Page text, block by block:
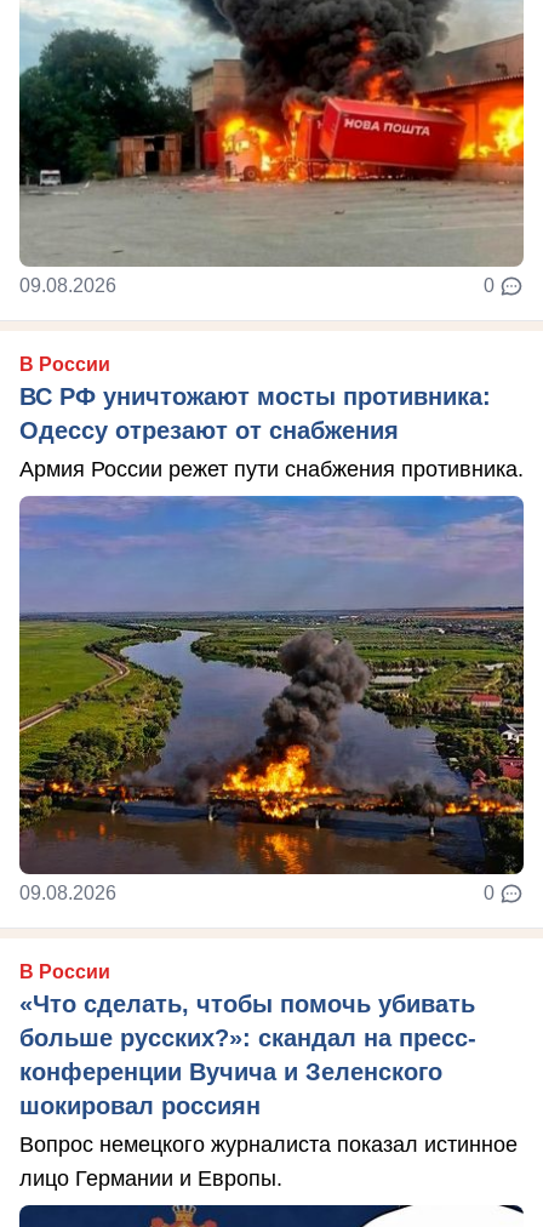
09.08.2026 0
В России
ВС РФ уничтожают мосты противника:
Одессу отрезают от снабжения
Армия России режет пути снабжения противника.
09.08.2026 0
В России
«Что сделать, чтобы помочь убивать
больше русских?»: скандал на пресс-
конференции Вучича и Зеленского
шокировал россиян
Вопрос немецкого журналиста показал истинное
лицо Германии и Европы.